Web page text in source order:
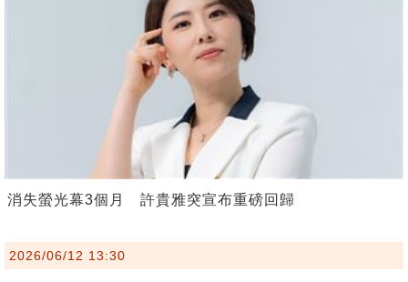
消失螢光幕3個月 許貴雅突宣布重磅回歸
2026/06/12 13:30